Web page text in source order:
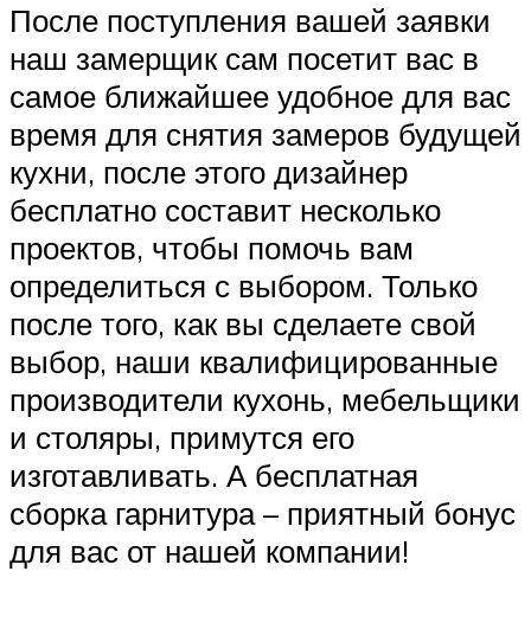
После поступления вашей заявки
наш замерщик сам посетит вас в
самое ближайшее удобное для вас
время для снятия замеров будущей
кухни, после этого дизайнер
бесплатно составит несколько
проектов, чтобы помочь вам
определиться с выбором. Только
после того, как вы сделаете свой
выбор, наши квалифицированные
производители кухонь, мебельщики
и столяры, примутся его
изготавливать. А бесплатная
сборка гарнитура – приятный бонус
для вас от нашей компании!